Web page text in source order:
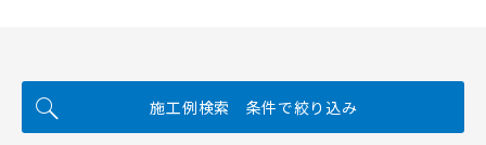
施工例検索 条件で絞り込み